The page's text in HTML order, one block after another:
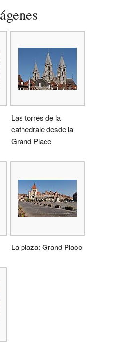
Las torres de la
cathedrale desde la
Grand Place
La plaza: Grand Place